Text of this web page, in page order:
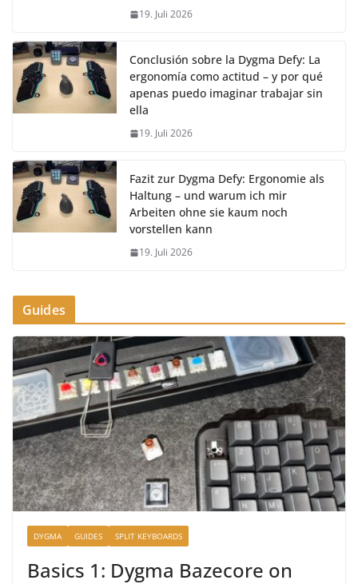
19. Juli 2026
Conclusión sobre la Dygma Defy: La
ergonomía como actitud – y por qué
apenas puedo imaginar trabajar sin
ella
19. Juli 2026
Fazit zur Dygma Defy: Ergonomie als
Haltung – und warum ich mir
Arbeiten ohne sie kaum noch
vorstellen kann
19. Juli 2026
Guides
DYGMA GUIDES SPLIT KEYBOARDS
Basics 1: Dygma Bazecore on